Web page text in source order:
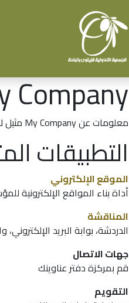
Company
معلومات عن My Company مثيل لأودو،
التطبيقات
الموقع الإلكتروني
أداة بناء المواقع الإلكترونية
المناقشة
الدردشة، بوابة البريد
جهات الاتصال
قم بمركزة دفتر عناوينك
التقويم